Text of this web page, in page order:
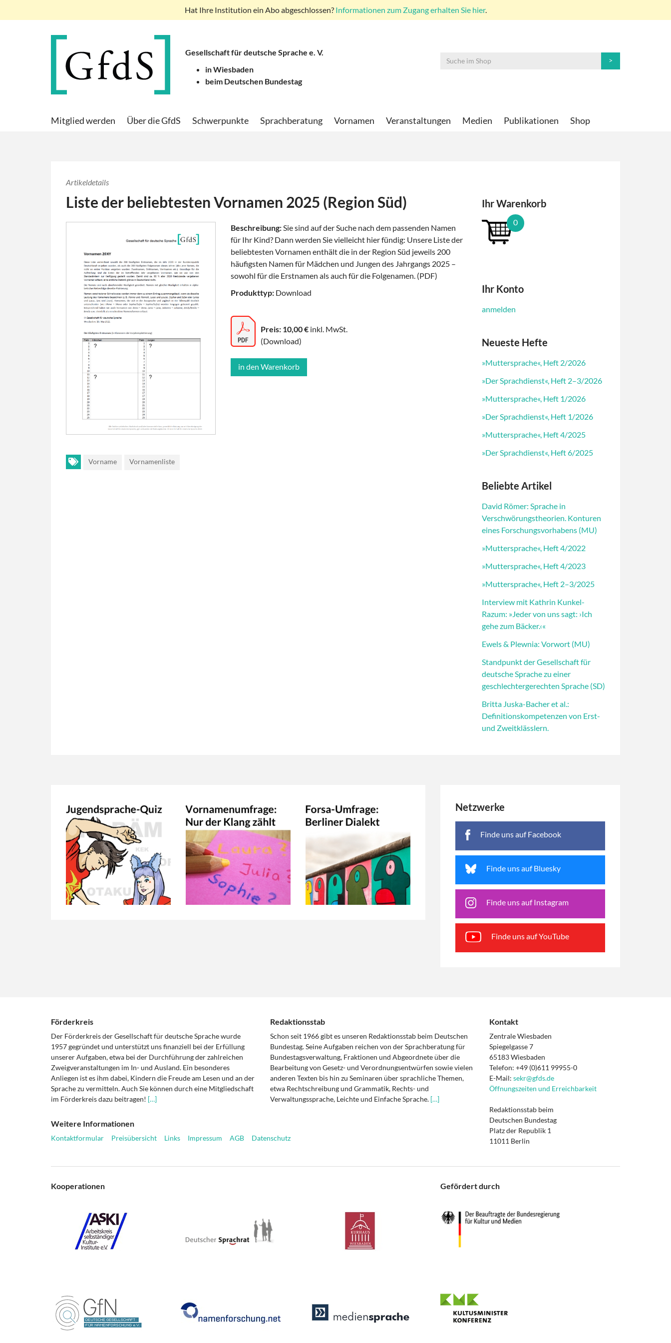
Hat Ihre Institution ein Abo abgeschlossen? Informationen zum Zugang erhalten Sie hier.
Gesellschaft für deutsche Sprache e. V.
in Wiesbaden
beim Deutschen Bundestag
Mitglied werden Über die GfdS Schwerpunkte Sprachberatung Vornamen Veranstaltungen Medien Publikationen Shop
Artikeldetails
Liste der beliebtesten Vornamen 2025 (Region Süd)
Beschreibung:Sie sind auf der Suche nach dem passenden Namen
für Ihr Kind? Dann werden Sie vielleicht hier fündig: Unsere Liste der
beliebtesten Vornamen enthält die in der Region Süd jeweils 200
häufigsten Namen für Mädchen und Jungen des Jahrgangs 2025 –
sowohl für die Erstnamen als auch für die Folgenamen. (PDF)
Produkttyp: Download
Preis: 10,00 € inkl. MwSt.
(Download)
Vorname Vornamenliste
Ihr Warenkorb
0
Ihr Konto
anmelden
Neueste Hefte
»Muttersprache«, Heft 2/2026
»Der Sprachdienst«, Heft 2–3/2026
»Muttersprache«, Heft 1/2026
»Der Sprachdienst«, Heft 1/2026
»Muttersprache«, Heft 4/2025
»Der Sprachdienst«, Heft 6/2025
Beliebte Artikel
David Römer: Sprache in
Verschwörungstheorien. Konturen
eines Forschungsvorhabens (MU)
»Muttersprache«, Heft 4/2022
»Muttersprache«, Heft 4/2023
»Muttersprache«, Heft 2–3/2025
Interview mit Kathrin Kunkel-
Razum: »Jeder von uns sagt: ›Ich
gehe zum Bäcker.‹«
Ewels & Plewnia: Vorwort (MU)
Standpunkt der Gesellschaft für
deutsche Sprache zu einer
geschlechtergerechten Sprache (SD)
Britta Juska-Bacher et al.:
Definitionskompetenzen von Erst-
und Zweitklässlern.
Netzwerke
Finde uns auf Facebook
Finde uns auf Bluesky
Finde uns auf Instagram
Finde uns auf YouTube
Förderkreis
Der Förderkreis der Gesellschaft für deutsche Sprache wurde
1957 gegründet und unterstützt uns finanziell bei der Erfüllung
unserer Aufgaben, etwa bei der Durchführung der zahlreichen
Zweigveranstaltungen im In- und Ausland. Ein besonderes
Anliegen ist es ihm dabei, Kindern die Freude am Lesen und an der
Sprache zu vermitteln. Auch Sie können durch eine Mitgliedschaft
im Förderkreis dazu beitragen! […]
Redaktionsstab
Schon seit 1966 gibt es unseren Redaktionsstab beim Deutschen
Bundestag. Seine Aufgaben reichen von der Sprachberatung für
Bundestagsverwaltung, Fraktionen und Abgeordnete über die
Bearbeitung von Gesetz- und Verordnungsentwürfen sowie vielen
anderen Texten bis hin zu Seminaren über sprachliche Themen,
etwa Rechtschreibung und Grammatik, Rechts- und
Verwaltungssprache, Leichte und Einfache Sprache. […]
Weitere Informationen
Kontaktformular Preisübersicht Links Impressum AGB Datenschutz
Kontakt
Zentrale Wiesbaden
Spiegelgasse 7
65183 Wiesbaden
Telefon: +49 (0)611 99955-0
E-Mail: sekr@gfds.de
Öffnungszeiten und Erreichbarkeit
Redaktionsstab beim
Deutschen Bundestag
Platz der Republik 1
11011 Berlin
Kooperationen Gefördert durch